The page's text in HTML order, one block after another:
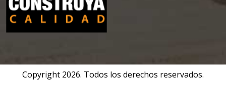
Copyright 2026. Todos los derechos reservados.